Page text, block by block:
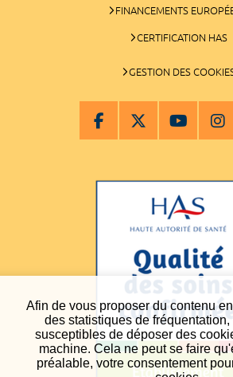
Afin de vous proposer du contenu
des statistiques de
susceptibles de déposer des
machine. Cela ne peut se faire
préalable, votre consentement
FINANCEMENTS
CERTIFICATION HAS
GESTION DES